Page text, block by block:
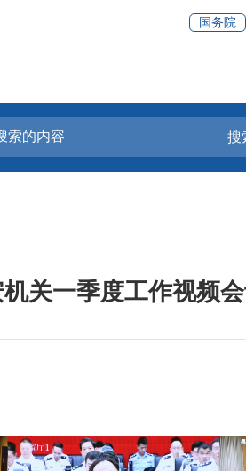
国务院
搜
关一季度工作视频